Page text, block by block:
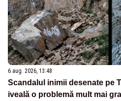
6 aug. 2026, 13:48
Scandalul inimii desenate pe
iveală o problemă mult mai